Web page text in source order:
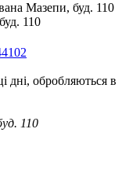
Мазепи, буд. 110
110
дні, обробляються в
110